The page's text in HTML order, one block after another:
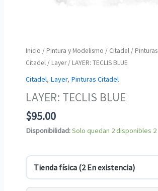
Inicio / Pintura y Modelismo / Citadel / Pinturas
Citadel / Layer/ LAYER: TECLIS BLUE
Citadel, Layer, Pinturas Citadel
LAYER: TECLIS BLUE
$95.00
Disponibilidad:Solo quedan 2 disponibles 2